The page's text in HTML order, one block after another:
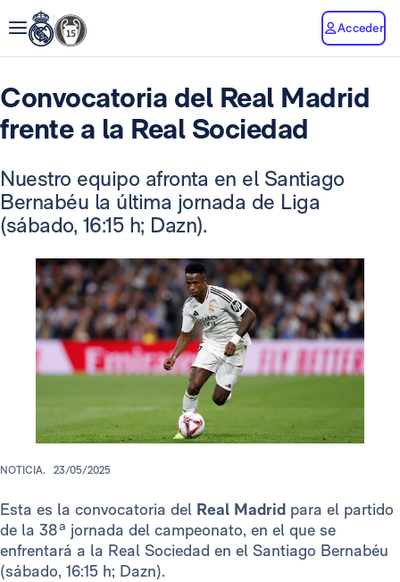
Acceder
Convocatoria del Real Madrid
frente a la Real Sociedad
Nuestro equipo afronta en el Santiago
Bernabéu la última jornada de Liga
(sábado, 16:15 h; Dazn).
NOTICIA. 23/05/2025
Esta es la convocatoria del Real Madrid para el partido
de la 38ª jornada del campeonato, en el que se
enfrentará a la Real Sociedad en el Santiago Bernabéu
(sábado, 16:15 h; Dazn).